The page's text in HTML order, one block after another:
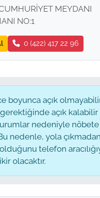
MEYDANI
NO:1
0 (422) 417 22 96
boyunca açık
gerektiğinde açık kalabilir
nedeniyle nöbete
nedenle, yola
telefon
olacaktır.